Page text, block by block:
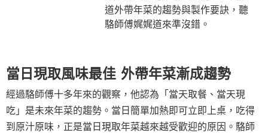
道外帶年菜的趨勢與製作要訣，聽
駱師傅娓娓道來準沒錯。
當日現取風味最佳 外帶年菜漸成趨勢
經過駱師傅十多年來的觀察，他認為「當天取餐、當天現
吃」是未來年菜的趨勢。當日簡單加熱即可立即上桌，吃得
到原汁原味，正是當日現取年菜越來越受歡迎的原因。駱師